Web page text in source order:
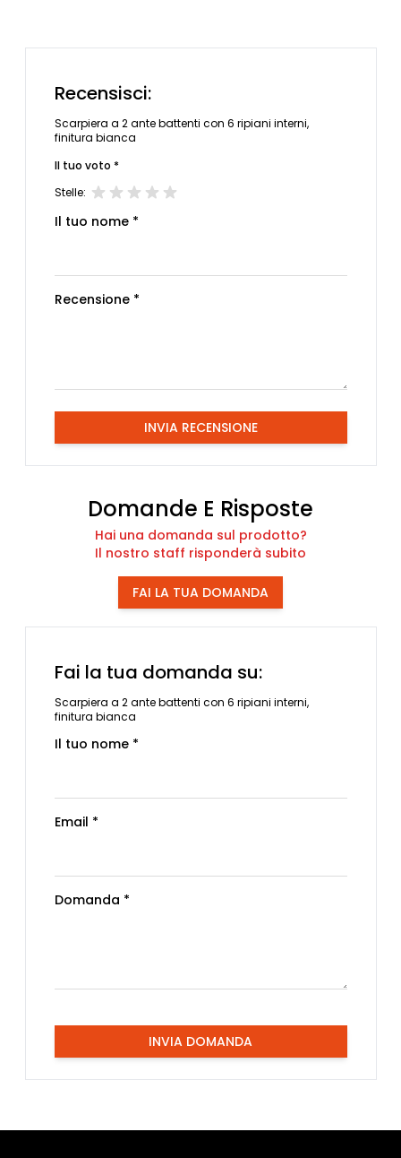
Recensisci:
Scarpiera a 2 ante battenti con 6 ripiani interni,
finitura bianca
Il tuo voto *
Stelle:
Il tuo nome *
Recensione *
INVIA RECENSIONE
Domande E Risposte
Hai una domanda sul prodotto?
Il nostro staff risponderà subito
FAI LA TUA DOMANDA
Fai la tua domanda su:
Scarpiera a 2 ante battenti con 6 ripiani interni,
finitura bianca
Il tuo nome *
Email *
Domanda *
INVIA DOMANDA